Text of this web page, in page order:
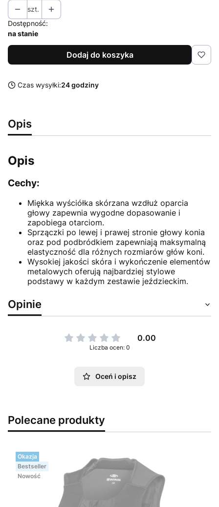
szt.
Dostępność:
na stanie
Dodaj do koszyka
Czas wysyłki:24 godziny
Opis
Opis
Cechy:
Miękka wyściółka skórzana wzdłuż oparcia
głowy zapewnia wygodne dopasowanie i
zapobiega otarciom.
Sprzączki po lewej i prawej stronie głowy konia
oraz pod podbródkiem zapewniają maksymalną
elastyczność dla różnych rozmiarów głów koni.
Wysokiej jakości skóra i wykończenie elementów
metalowych oferują najbardziej stylowe
podstawy w każdym zestawie jeździeckim.
Opinie
0.00
Liczba ocen: 0
Oceń i opisz
Polecane produkty
Okazja
Bestseller
Nowość